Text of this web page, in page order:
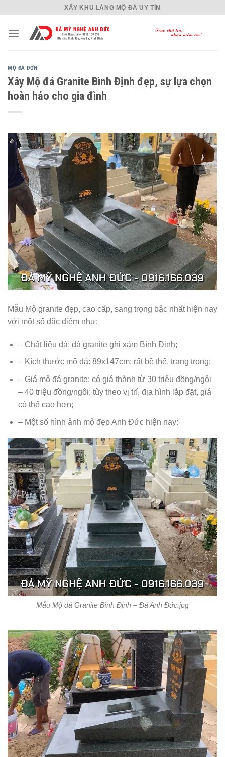
content
XÂY KHU LĂNG MỘ ĐÁ UY TÍN
MỘ ĐÁ ĐƠN
Xây Mộ đá Granite Bình Định đẹp, sự lựa chọn
hoàn hảo cho gia đình
Mẫu Mộ granite đẹp, cao cấp, sang trọng bậc nhất hiện nay
với một số đặc điểm như:
– Chất liệu đá: đá granite ghi xám Bình Định;
– Kích thước mộ đá: 89x147cm; rất bề thế, trang trọng;
– Giá mộ đá granite: có giá thành từ 30 triệu đồng/ngôi
– 40 triệu đồng/ngôi; tùy theo vị trí, địa hình lắp đặt, giá
có thể cao hơn;
– Một số hình ảnh mộ đẹp Anh Đức hiện nay:
Mẫu Mộ đá Granite Bình Định – Đá Anh Đức.jpg